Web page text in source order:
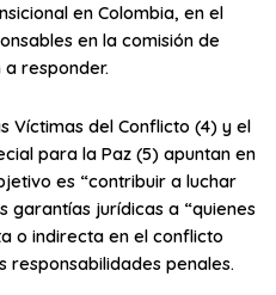
en Colombia, en el
en la comisión de
responder.
Víctimas del Conflicto (4) y el
para la Paz (5) apuntan en
es “contribuir a luchar
garantías jurídicas a “quienes
o indirecta en el conflicto
responsabilidades penales.